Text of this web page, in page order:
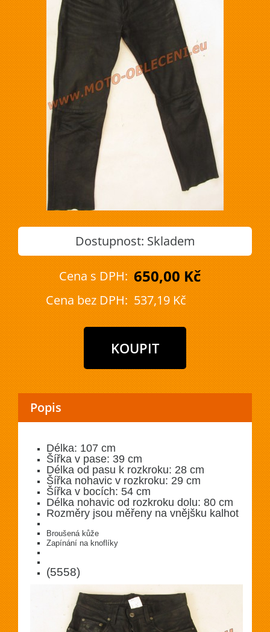
Dostupnost: Skladem
Cena s DPH: 650,00 Kč
Cena bez DPH: 537,19 Kč
Popis
Délka: 107 cm
Šířka v pase: 39 cm
Délka od pasu k rozkroku: 28 cm
Šířka nohavic v rozkroku: 29 cm
Šířka v bocích: 54 cm
Délka nohavic od rozkroku dolu: 80 cm
Rozměry jsou měřeny na vnějšku kalhot
Broušená kůže
Zapínání na knoflíky
(5558)